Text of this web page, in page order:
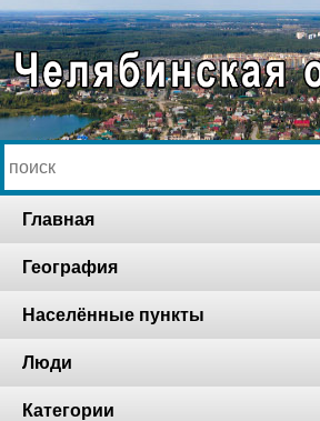
Главная
География
Населённые пункты
Люди
Категории